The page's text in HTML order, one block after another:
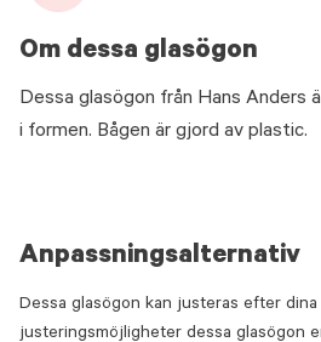
Om dessa glasögon
Dessa glasögon från Hans Anders
i formen. Bågen är gjord av plastic.
Anpassningsalternativ
Dessa glasögon kan justeras efter dina
justeringsmöjligheter dessa glasögon